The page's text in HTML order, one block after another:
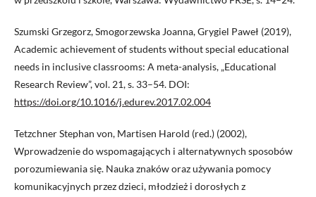
Szumski Grzegorz, Smogorzewska Joanna, Grygiel Paweł (2019),
Academic achievement of students without special educational
needs in inclusive classrooms: A meta-analysis, „Educational
Research Review”, vol. 21, s. 33–54. DOI:
https://doi.org/10.1016/j.edurev.2017.02.004
Tetzchner Stephan von, Martisen Harold (red.) (2002),
Wprowadzenie do wspomagających i alternatywnych sposobów
porozumiewania się. Nauka znaków oraz używania pomocy
komunikacyjnych przez dzieci, młodzież i dorosłych z